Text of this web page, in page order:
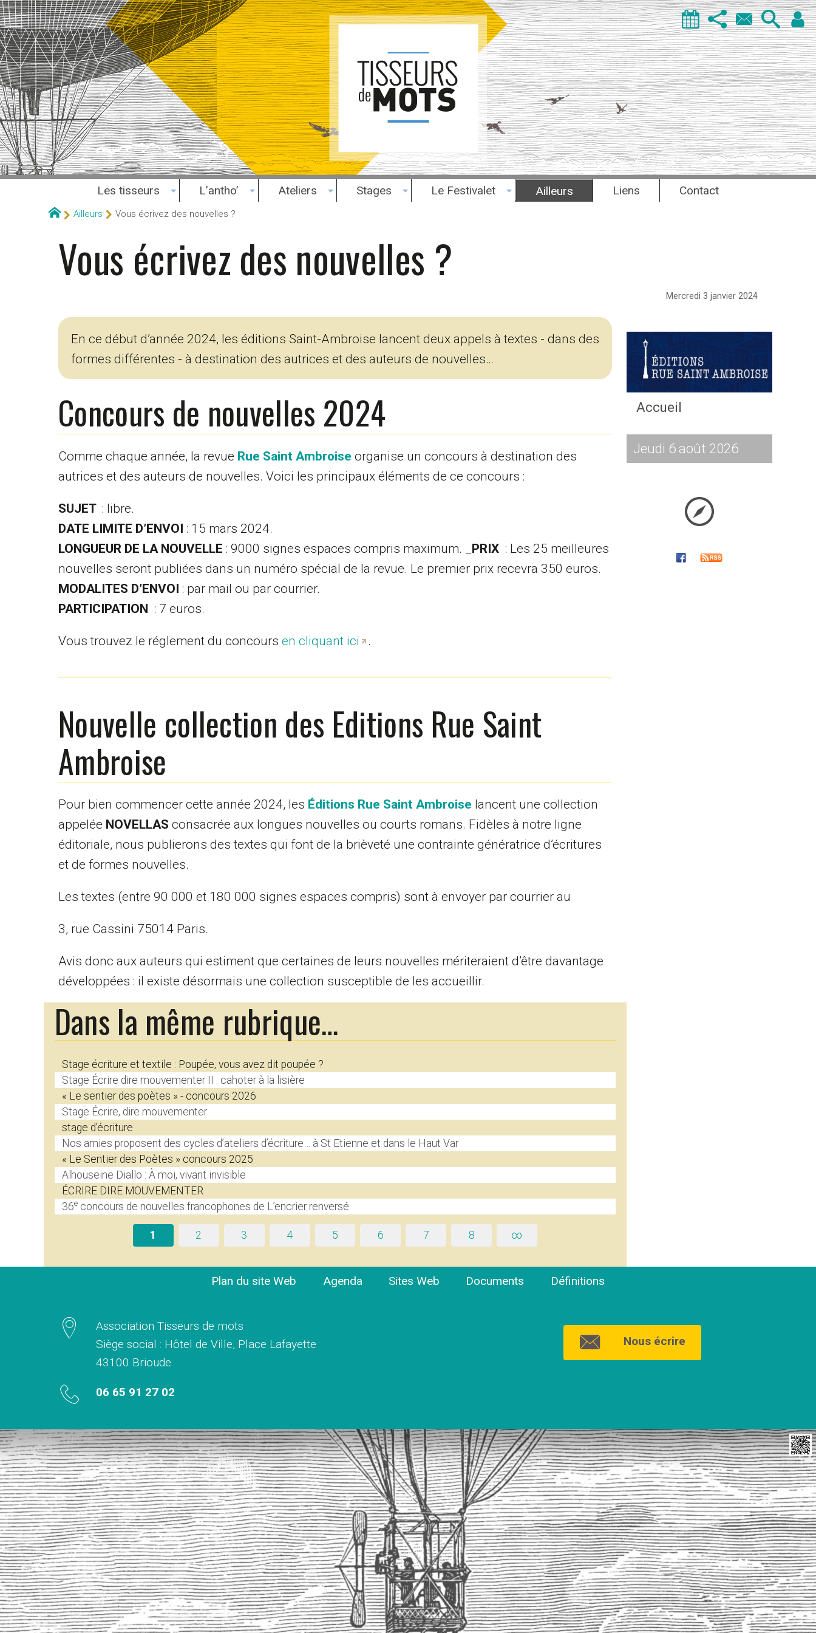
Les tisseurs L’antho’ Ateliers Stages Le Festivalet Ailleurs Liens Contact
Ailleurs Vous écrivez des nouvelles ?
Vous écrivez des nouvelles ?
Mercredi 3 janvier 2024
En ce début d’année 2024, les éditions Saint-Ambroise lancent deux appels à textes - dans des
formes différentes - à destination des autrices et des auteurs de nouvelles…
Concours de nouvelles 2024
Comme chaque année, la revue Rue Saint Ambroise organise un concours à destination des
autrices et des auteurs de nouvelles. Voici les principaux éléments de ce concours :
SUJET : libre.
DATE LIMITE D’ENVOI : 15 mars 2024.
LONGUEUR DE LA NOUVELLE : 9000 signes espaces compris maximum. _ PRIX : Les 25 meilleures
nouvelles seront publiées dans un numéro spécial de la revue. Le premier prix recevra 350 euros.
MODALITES D’ENVOI : par mail ou par courrier.
PARTICIPATION : 7 euros.
Vous trouvez le réglement du concours en cliquant ici .
Nouvelle collection des Editions Rue Saint
Ambroise
Pour bien commencer cette année 2024, les Éditions Rue Saint Ambroise lancent une collection
appelée NOVELLAS consacrée aux longues nouvelles ou courts romans. Fidèles à notre ligne
éditoriale, nous publierons des textes qui font de la brièveté une contrainte génératrice d’écritures
et de formes nouvelles.
Les textes (entre 90 000 et 180 000 signes espaces compris) sont à envoyer par courrier au
3, rue Cassini 75014 Paris.
Avis donc aux auteurs qui estiment que certaines de leurs nouvelles mériteraient d’être davantage
développées : il existe désormais une collection susceptible de les accueillir.
Dans la même rubrique…
Stage écriture et textile : Poupée, vous avez dit poupée ?
Stage Écrire dire mouvementer II : cahoter à la lisière
« Le sentier des poètes » - concours 2026
Stage Écrire, dire mouvementer
stage d’écriture
Nos amies proposent des cycles d’ateliers d’écriture… à St Etienne et dans le Haut Var
« Le Sentier des Poètes » concours 2025
Alhouseine Diallo : À moi, vivant invisible
ÉCRIRE DIRE MOUVEMENTER
36econcours de nouvelles francophones de L’encrier renversé
1 2 3 4 5 6 7 8 ∞
Accueil
Jeudi 6 août 2026
Plan du site Web Agenda Sites Web Documents Définitions
Association Tisseurs de mots
Siège social : Hôtel de Ville, Place Lafayette
43100 Brioude
06 65 91 27 02
Nous écrire